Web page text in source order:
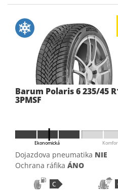
Barum Polaris 6 235/45
3PMSF
Ekonomická
Dojazdova pneumatika NIE
Ochrana ráfika ÁNO
C